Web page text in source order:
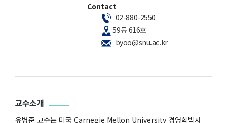
Contact
02-880-2550
59동 616호
byoo@snu.ac.kr
교수소개
유병준 교수는 미국 Carnegie Mellon University 경영학박사